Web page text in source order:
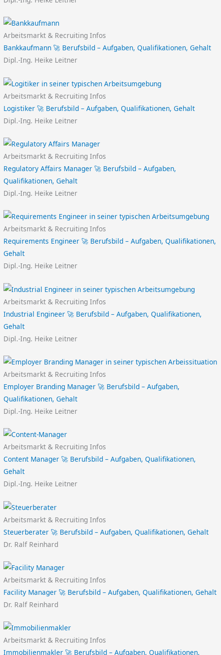
Arbeitsmarkt & Recruiting Infos
Bankkaufmann 🚀 Berufsbild – Aufgaben, Qualifikationen, Gehalt
Dipl.-Ing. Heike Leitner
Arbeitsmarkt & Recruiting Infos
Logistiker 🚀 Berufsbild – Aufgaben, Qualifikationen, Gehalt
Dipl.-Ing. Heike Leitner
Arbeitsmarkt & Recruiting Infos
Regulatory Affairs Manager 🚀 Berufsbild – Aufgaben,
Qualifikationen, Gehalt
Dipl.-Ing. Heike Leitner
Arbeitsmarkt & Recruiting Infos
Requirements Engineer 🚀 Berufsbild – Aufgaben, Qualifikationen,
Gehalt
Dipl.-Ing. Heike Leitner
Arbeitsmarkt & Recruiting Infos
Industrial Engineer 🚀 Berufsbild – Aufgaben, Qualifikationen,
Gehalt
Dipl.-Ing. Heike Leitner
Arbeitsmarkt & Recruiting Infos
Employer Branding Manager 🚀 Berufsbild – Aufgaben,
Qualifikationen, Gehalt
Dipl.-Ing. Heike Leitner
Arbeitsmarkt & Recruiting Infos
Content Manager 🚀 Berufsbild – Aufgaben, Qualifikationen,
Gehalt
Dipl.-Ing. Heike Leitner
Arbeitsmarkt & Recruiting Infos
Steuerberater 🚀 Berufsbild – Aufgaben, Qualifikationen, Gehalt
Dr. Ralf Reinhard
Arbeitsmarkt & Recruiting Infos
Facility Manager 🚀 Berufsbild – Aufgaben, Qualifikationen, Gehalt
Dr. Ralf Reinhard
Arbeitsmarkt & Recruiting Infos
Immobilienmakler 🚀 Berufsbild – Aufgaben, Qualifikationen,